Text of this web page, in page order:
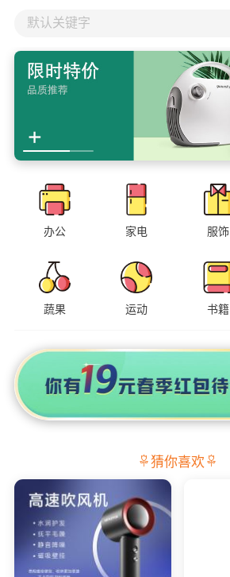
默认关键字
办公 家电 服饰
蔬果 运动 书籍
猜你喜欢